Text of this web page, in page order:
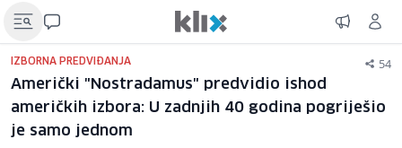
IZBORNA PREDVIĐANJA 54
Američki "Nostradamus" predvidio ishod
američkih izbora: U zadnjih 40 godina pogriješio
je samo jednom